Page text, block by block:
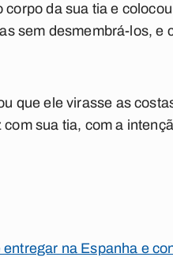
da sua tia e
sem desmembrá-los, e
que ele virasse as
sua tia, com a
na Espanha e